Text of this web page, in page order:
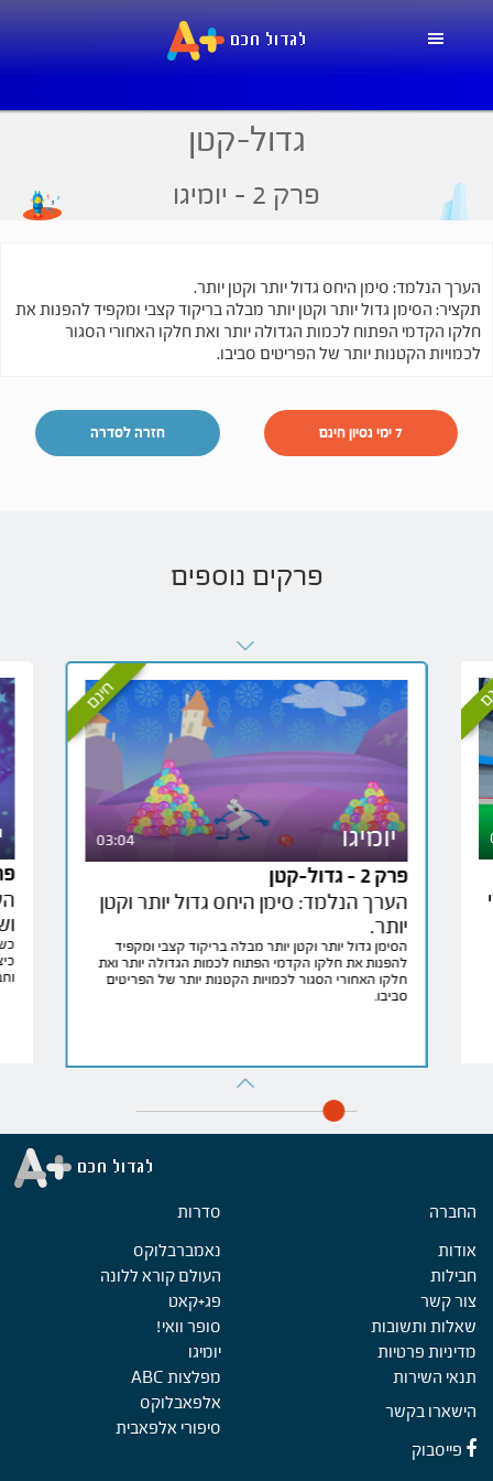
גדול-קטן
פרק 2 - יומיגו
הערך הנלמד: סימן היחס גדול יותר וקטן יותר.
תקציר: הסימן גדול יותר וקטן יותר מבלה בריקוד קצבי ומקפיד להפנות את
חלקו הקדמי הפתוח לכמות הגדולה יותר ואת חלקו האחורי הסגור
לכמויות הקטנות יותר של הפריטים סביבו.
7 ימי נסיון חינם חזרה לסדרה
פרקים נוספים
חינם
יומיגו 03:04
פרק 2 - גדול-קטן
הערך הנלמד: סימן היחס גדול יותר וקטן
יותר.
הסימן גדול יותר וקטן יותר מבלה בריקוד קצבי ומקפיד
להפנות את חלקו הקדמי הפתוח לכמות הגדולה יותר ואת
חלקו האחורי הסגור לכמויות הקטנות יותר של הפריטים
סביבו.
פרק
Footer
החברה
אודות
חבילות
צור קשר
שאלות ותשובות
מדיניות פרטיות
תנאי השירות
הישארו בקשר
פייסבוק
סדרות
נאמברבלוקס
העולם קורא ללונה
פג+קאט
סופר וואי!
יומיגו
מפלצות ABC
אלפאבלוקס
סיפורי אלפאבית